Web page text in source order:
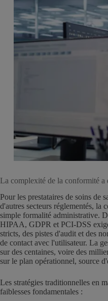
La complexité de la conformité a
Pour les prestataires de soins de
d'autres secteurs réglementés, la
simple formalité administrative.
HIPAA, GDPR et PCI-DSS
stricts, des pistes d'audit et des
de contact avec l'utilisateur. La
sur des centaines, voire des
sur le plan opérationnel, source
Les stratégies traditionnelles en
faiblesses fondamentales :